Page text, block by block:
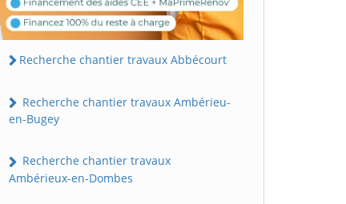
Recherche chantier travaux Abbécourt
Recherche chantier travaux Ambérieu-
en-Bugey
Recherche chantier travaux
Ambérieux-en-Dombes